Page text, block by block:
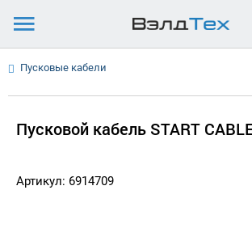
Пусковые кабели
Пусковой кабель START
Артикул: 6914709